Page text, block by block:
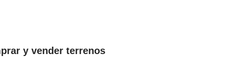
y vender terrenos